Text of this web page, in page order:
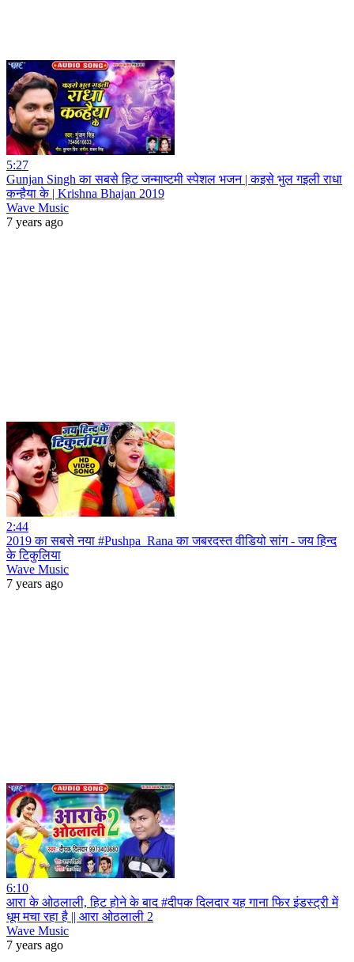
5:27
Gunjan Singh का सबसे हिट जन्माष्टमी स्पेशल भजन | कइसे भुल गइली राधा
कन्हैया के | Krishna Bhajan 2019
Wave Music
7 years ago
2:44
2019 का सबसे नया #Pushpa_Rana का जबरदस्त वीडियो सांग - जय हिन्द
के टिकुलिया
Wave Music
7 years ago
6:10
आरा के ओठलाली, हिट होने के बाद #दीपक दिलदार यह गाना फिर इंडस्ट्री में
धूम मचा रहा है || आरा ओठलाली 2
Wave Music
7 years ago